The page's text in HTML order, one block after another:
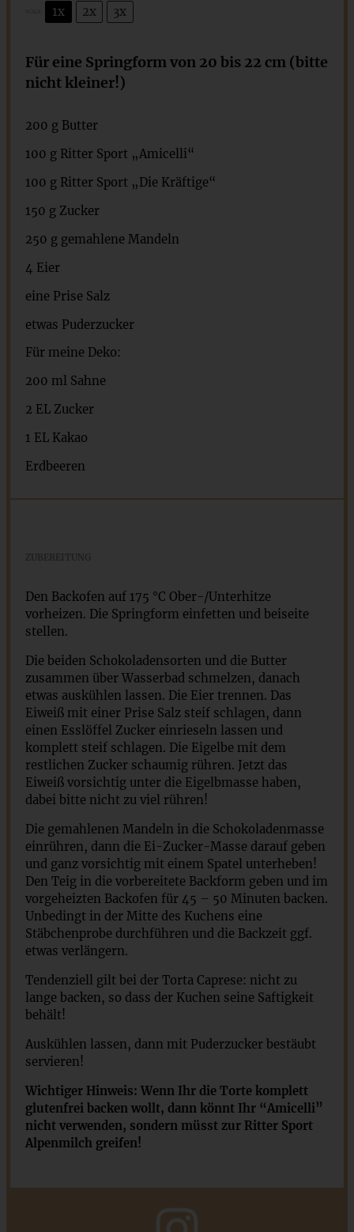
1x 2x 3x
Für eine Springform von 20 bis 22 cm (bitte
nicht kleiner!)
200 gButter
100 gRitter Sport „Amicelli“
100 gRitter Sport „Die Kräftige“
150 gZucker
250 ggemahlene Mandeln
4 Eier
eine Prise Salz
etwas Puderzucker
Für meine Deko:
200 ml Sahne
2 EL Zucker
1 EL Kakao
Erdbeeren
Den Backofen auf 175 °C Ober-/Unterhitze
vorheizen. Die Springform einfetten und beiseite
stellen.
Die beiden Schokoladensorten und die Butter
zusammen über Wasserbad schmelzen, danach
etwas auskühlen lassen. Die Eier trennen. Das
Eiweiß mit einer Prise Salz steif schlagen, dann
einen Esslöffel Zucker einrieseln lassen und
komplett steif schlagen. Die Eigelbe mit dem
restlichen Zucker schaumig rühren. Jetzt das
Eiweiß vorsichtig unter die Eigelbmasse haben,
dabei bitte nicht zu viel rühren!
Die gemahlenen Mandeln in die Schokoladenmasse
einrühren, dann die Ei-Zucker-Masse darauf geben
und ganz vorsichtig mit einem Spatel unterheben!
Den Teig in die vorbereitete Backform geben und im
vorgeheizten Backofen für 45 – 50 Minuten backen.
Unbedingt in der Mitte des Kuchens eine
Stäbchenprobe durchführen und die Backzeit ggf.
etwas verlängern.
Tendenziell gilt bei der Torta Caprese: nicht zu
lange backen, so dass der Kuchen seine Saftigkeit
behält!
Auskühlen lassen, dann mit Puderzucker bestäubt
servieren!
Wichtiger Hinweis: Wenn Ihr die Torte komplett
glutenfrei backen wollt, dann könnt Ihr “Amicelli”
nicht verwenden, sondern müsst zur Ritter Sport
Alpenmilch greifen!